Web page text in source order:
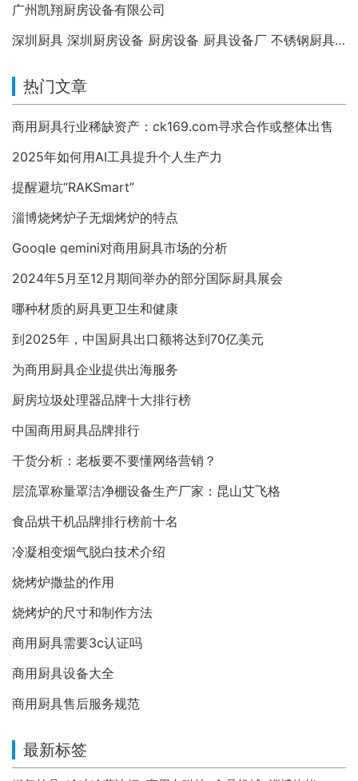
广州凯翔厨房设备有限公司
深圳厨具 深圳厨房设备 厨房设备 厨具设备厂 不锈钢厨具 不锈钢制品 厨房设备维修 商用厨房设备
热门文章
商用厨具行业稀缺资产：ck169.com寻求合作或整体出售
2025年如何用AI工具提升个人生产力
提醒避坑“RAKSmart”
淄博烧烤炉子无烟烤炉的特点
Google gemini对商用厨具市场的分析
2024年5月至12月期间举办的部分国际厨具展会
哪种材质的厨具更卫生和健康
到2025年，中国厨具出口额将达到70亿美元
为商用厨具企业提供出海服务
厨房垃圾处理器品牌十大排行榜
中国商用厨具品牌排行
干货分析：老板要不要懂网络营销？
层流罩称量罩洁净棚设备生产厂家：昆山艾飞格
食品烘干机品牌排行榜前十名
冷凝相变烟气脱白技术介绍
烧烤炉撒盐的作用
烧烤炉的尺寸和制作方法
商用厨具需要3c认证吗
商用厨具设备大全
商用厨具售后服务规范
最新标签